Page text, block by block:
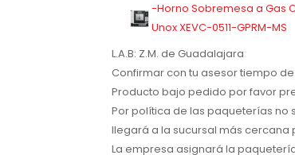
-Horno Sobremesa a Gas
Unox XEVC-0511-GPRM-MS
L.A.B: Z.M. de Guadalajara
Confirmar con tu asesor tiempo
Producto bajo pedido por favor
Por política de las paqueterías no
llegará a la sucursal más cercana
La empresa asignará la